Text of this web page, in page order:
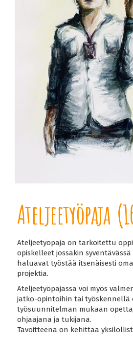
Ateljeetyöpaja
Ateljeetyöpaja on tarkoitettu
opiskelleet jossakin
haluavat työstää itsenäisesti
projektia.
Ateljeetyöpajassa voi myös
jatko-opintoihin tai työskennellä
työsuunnitelman mukaan
ohjaajana ja tukijana.
Tavoitteena on kehittää